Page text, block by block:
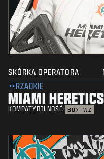
SKÓRKA OPERATORA
RZADKIE
MIAMI
KOMPATYBILNOŚĆ: BO7 WZ